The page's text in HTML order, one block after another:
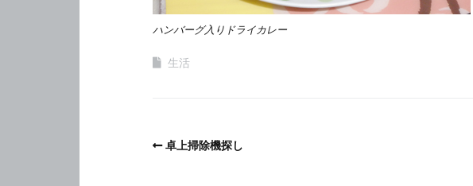
ハンバーグ入りドライカレー
生活
卓上掃除機探し